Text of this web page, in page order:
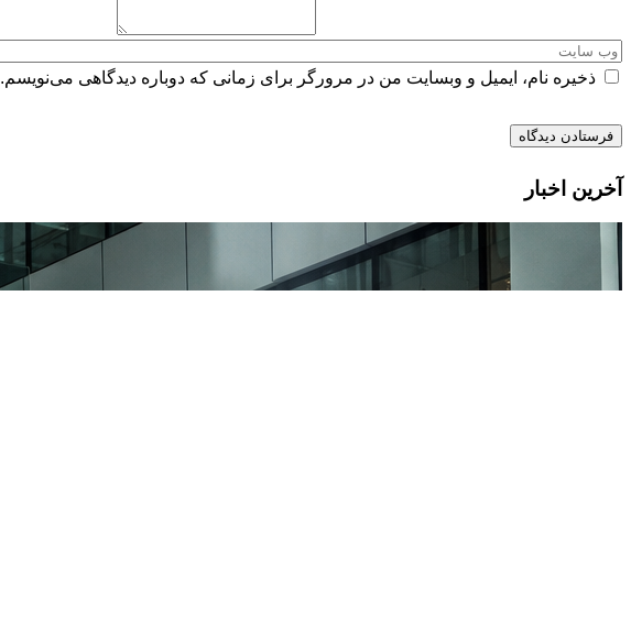
ذخیره نام، ایمیل و وبسایت من در مرورگر برای زمانی که دوباره دیدگاهی می‌نویسم.
آخرین اخبار